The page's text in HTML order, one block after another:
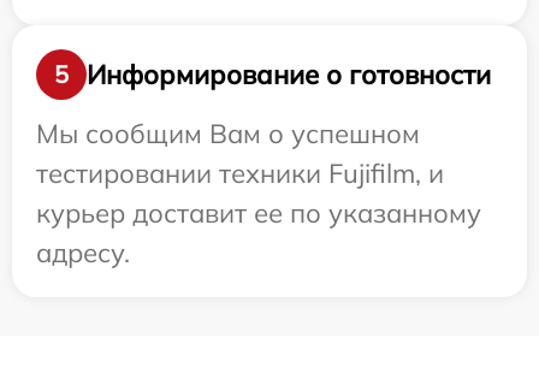
5
Информирование о готовности
Мы сообщим Вам о успешном
тестировании техники Fujifilm, и
курьер доставит ее по указанному
адресу.